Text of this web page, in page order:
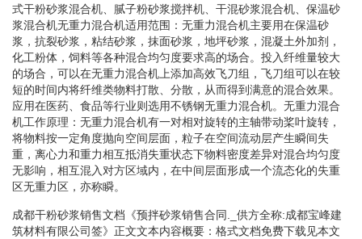
式干粉砂浆混合机、腻子粉砂浆搅拌机、干混砂浆混合机、保温砂
浆混合机无重力混合机适用范围：无重力混合机主要用在保温砂
浆，抗裂砂浆，粘结砂浆，抹面砂浆，地坪砂浆，混凝土外加剂，
化工粉体，饲料等各种混合均匀度要求高的场合。投入纤维量较大
的场合，可以在无重力混合机上添加高效飞刀组，飞刀组可以在较
短的时间内将纤维类物料打散、分散，从而得到满意的混合效果。
应用在医药、食品等行业则选用不锈钢无重力混合机。无重力混合
机工作原理：无重力混合机有一对相对旋转的主轴带动桨叶旋转，
将物料按一定角度抛向空间层面，粒子在空间流动层产生瞬间失
重，离心力和重力相互抵消失重状态下物料密度差异对混合均匀度
无影响，相互混入对方区域内，在中间层面形成一个流态化的失重
区无重力区，亦称瞬。
成都干粉砂浆销售文档《预拌砂浆销售合同._供方全称:成都宝峰建
筑材料有限公司签》正文文本内容概要：格式文档免费下载见本文